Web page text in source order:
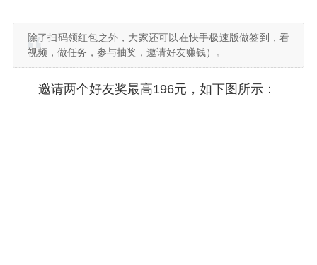
除了扫码领红包之外，大家还可以在快手极速版做签到，看
视频，做任务，参与抽奖，邀请好友赚钱）。
邀请两个好友奖最高196元，如下图所示：